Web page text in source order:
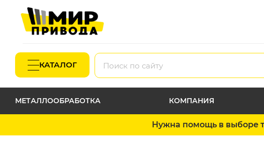
КАТАЛОГ
МЕТАЛЛООБРАБОТКА КОМПАНИЯ
Нужна помощь в выборе